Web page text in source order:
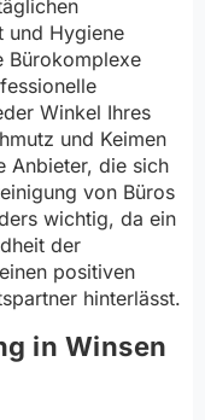
und Hygiene
Bürokomplexe
Winkel Ihres
und Keimen
Anbieter, die sich
von Büros
wichtig, da ein
der
positiven
hinterlässt.
in Winsen